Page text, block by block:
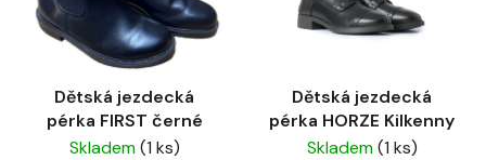
Dětská jezdecká
pérka FIRST černé
Skladem(1 ks)
Dětská jezdecká
pérka HORZE Kilkenny
Skladem(1 ks)